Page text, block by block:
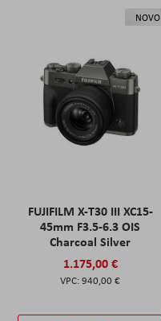
NOVO
FUJIFILM X-T30 III XC15-
45mm F3.5-6.3 OIS
Charcoal Silver
1.175,00 €
940,00 €